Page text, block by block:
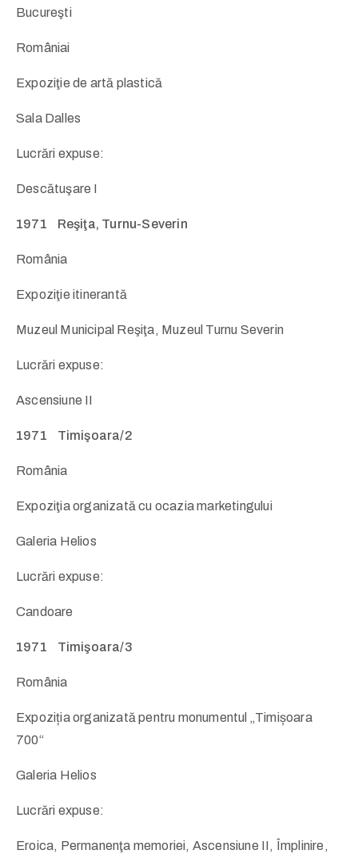
Bucureşti
Româniai
Expoziţie de artă plastică
Sala Dalles
Lucrări expuse:
Descătuşare I
1971 Reşiţa, Turnu-Severin
România
Expoziţie itinerantă
Muzeul Municipal Reşiţa, Muzeul Turnu Severin
Lucrări expuse:
Ascensiune II
1971 Timişoara/2
România
Expoziţia organizată cu ocazia marketingului
Galeria Helios
Lucrări expuse:
Candoare
1971 Timişoara/3
România
Expoziția organizată pentru monumentul „Timișoara
700“
Galeria Helios
Lucrări expuse:
Eroica, Permanenţa memoriei, Ascensiune II, Împlinire,